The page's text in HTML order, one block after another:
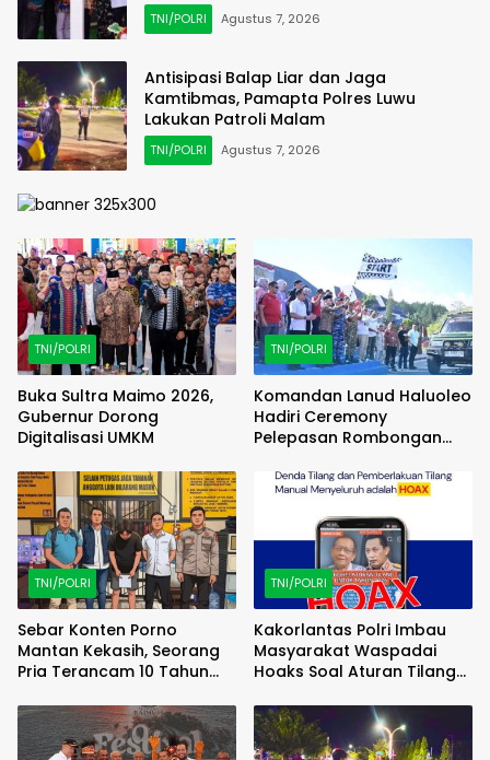
TNI/POLRI Agustus 7, 2026
Antisipasi Balap Liar dan Jaga
Kamtibmas, Pamapta Polres Luwu
Lakukan Patroli Malam
TNI/POLRI Agustus 7, 2026
TNI/POLRI
Buka Sultra Maimo 2026,
Gubernur Dorong
Digitalisasi UMKM
TNI/POLRI
Komandan Lanud Haluoleo
Hadiri Ceremony
Pelepasan Rombongan
(FAMTRIP) Overland
TNI/POLRI
Sebar Konten Porno
Mantan Kekasih, Seorang
Pria Terancam 10 Tahun
TNI/POLRI
Kakorlantas Polri Imbau
Masyarakat Waspadai
Hoaks Soal Aturan Tilang